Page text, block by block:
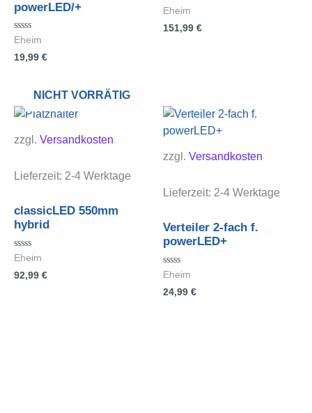
powerLED/+
Bewertet
0
Eheim
19,99 €
Bewertet
0
Eheim
151,99 €
NICHT VORRÄTIG
zzgl. Versandkosten
Lieferzeit: 2-4 Werktage
classicLED 550mm
hybrid
Bewertet
0
Eheim
92,99 €
zzgl. Versandkosten
Lieferzeit: 2-4 Werktage
Verteiler 2-fach f.
powerLED+
Bewertet
0
Eheim
24,99 €